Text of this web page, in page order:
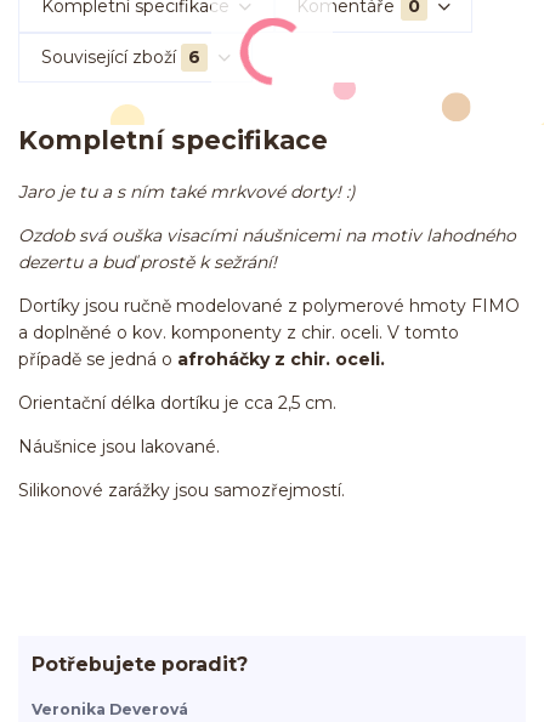
Kompletní specifikace Komentáře 0
Související zboží 6
Kompletní specifikace
Jaro je tu a s ním také mrkvové dorty! :)
Ozdob svá ouška visacími náušnicemi na motiv lahodného
dezertu a buď prostě k sežrání!
Dortíky jsou ručně modelované z polymerové hmoty FIMO
a doplněné o kov. komponenty z chir. oceli. V tomto
případě se jedná o afroháčky z chir. oceli.
Orientační délka dortíku je cca 2,5 cm.
Náušnice jsou lakované.
Silikonové zarážky jsou samozřejmostí.
Potřebujete poradit?
Veronika Deverová